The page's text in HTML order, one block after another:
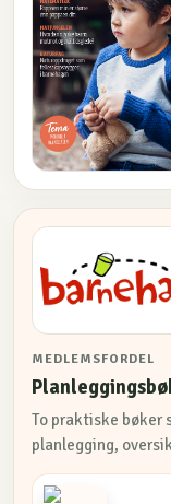
MEDLEMSFORDEL
To praktiske bøker
planlegging,